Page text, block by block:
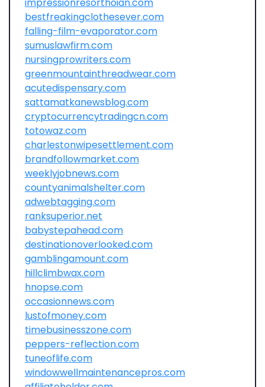
bestfreakingclothesever.com
falling-film-evaporator.com
sumuslawfirm.com
nursingprowriters.com
greenmountainthreadwear.com
acutedispensary.com
sattamatkanewsblog.com
cryptocurrencytradingcn.com
totowaz.com
charlestonwipesettlement.com
brandfollowmarket.com
weeklyjobnews.com
countyanimalshelter.com
adwebtagging.com
ranksuperior.net
babystepahead.com
destinationoverlooked.com
gamblingamount.com
hillclimbwax.com
hnopse.com
occasionnews.com
lustofmoney.com
timebusinesszone.com
peppers-reflection.com
tuneoflife.com
windowwellmaintenancepros.com